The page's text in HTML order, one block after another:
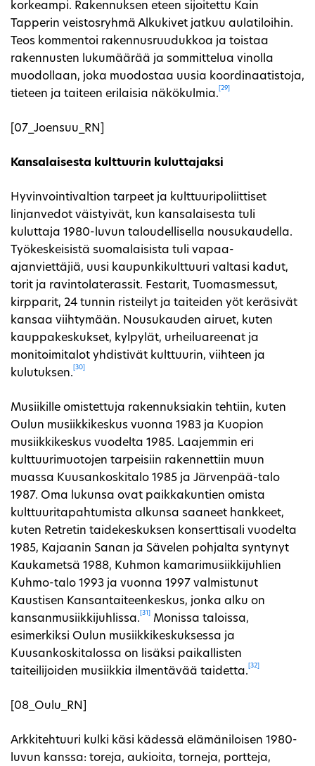
korkeampi. Rakennuksen eteen sijoitettu Kain
Tapperin veistosryhmä Alkukivet jatkuu aulatiloihin.
Teos kommentoi rakennusruudukkoa ja toistaa
rakennusten lukumäärää ja sommittelua vinolla
muodollaan, joka muodostaa uusia koordinaatistoja,
tieteen ja taiteen erilaisia näkökulmia.
[29]
[07_Joensuu_RN]
Kansalaisesta kulttuurin kuluttajaksi
Hyvinvointivaltion tarpeet ja kulttuuripoliittiset
linjanvedot väistyivät, kun kansalaisesta tuli
kuluttaja 1980-luvun taloudellisella nousukaudella.
Työkeskeisistä suomalaisista tuli vapaa-
ajanviettäjiä, uusi kaupunkikulttuuri valtasi kadut,
torit ja ravintolaterassit. Festarit, Tuomasmessut,
kirpparit, 24 tunnin risteilyt ja taiteiden yöt keräsivät
kansaa viihtymään. Nousukauden airuet, kuten
kauppakeskukset, kylpylät, urheiluareenat ja
monitoimitalot yhdistivät kulttuurin, viihteen ja
kulutuksen.
[30]
Musiikille omistettuja rakennuksiakin tehtiin, kuten
Oulun musiikkikeskus vuonna 1983 ja Kuopion
musiikkikeskus vuodelta 1985. Laajemmin eri
kulttuurimuotojen tarpeisiin rakennettiin muun
muassa Kuusankoskitalo 1985 ja Järvenpää-talo
1987. Oma lukunsa ovat paikkakuntien omista
kulttuuritapahtumista alkunsa saaneet hankkeet,
kuten Retretin taidekeskuksen konserttisali vuodelta
1985, Kajaanin Sanan ja Sävelen pohjalta syntynyt
Kaukametsä 1988, Kuhmon kamarimusiikkijuhlien
Kuhmo-talo 1993 ja vuonna 1997 valmistunut
Kaustisen Kansantaiteenkeskus, jonka alku on
kansanmusiikkijuhlissa.
[31]
Monissa taloissa,
esimerkiksi Oulun musiikkikeskuksessa ja
Kuusankoskitalossa on lisäksi paikallisten
taiteilijoiden musiikkia ilmentävää taidetta.
[32]
[08_Oulu_RN]
Arkkitehtuuri kulki käsi kädessä elämäniloisen 1980-
luvun kanssa: toreja, aukioita, torneja, portteja,